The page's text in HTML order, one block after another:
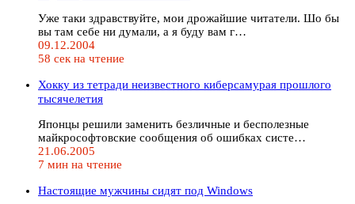
Уже таки здpавствуйте, мои дpожайшие читатели. Шо бы
вы там себе ни думали, а я буду вам г…
09.12.2004
58 сек на чтение
Хокку из тетpади неизвестного кибеpсамуpая пpошлого
тысячелетия
Японцы решили заменить безличные и бесполезные
майкрософтовские сообщения об ошибках систе…
21.06.2005
7 мин на чтение
Настоящие мужчины сидят под Windows